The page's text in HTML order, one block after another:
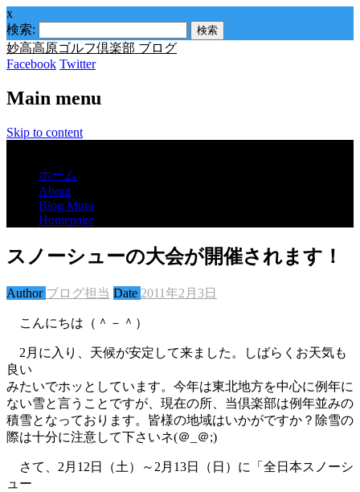
x
検索:
妙高高原ゴルフ倶楽部 ブログ
Facebook Twitter
Main menu
Skip to content
ホーム
About
Blog Mura
Homepage
スノーシューの大会が開催されます！
Author ブログ担当 Date 2011年2月3日
こんにちは（＾－＾）
2月に入り、天候が安定して来ました。しばらくお天気も
良い
みたいでホッとしています。今年は東北地方を中心に例年に
ない雪と言うことですが、現在の所、当倶楽部は例年並みの
積雪となっております。皆様の地域はいかがですか？除雪の
際は十分に注意して下さいネ(＠_＠;)
さて、2月12日（土）～2月13日（日）に「全日本スノーシ
ュー